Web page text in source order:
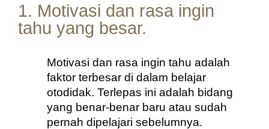
1. Motivasi dan rasa ingin
tahu yang besar.
Motivasi dan rasa ingin tahu adalah
faktor terbesar di dalam belajar
otodidak. Terlepas ini adalah bidang
yang benar-benar baru atau sudah
pernah dipelajari sebelumnya.